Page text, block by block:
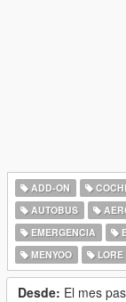
ADD-ON
AUTOBUS
EMERGENCIA
MENYOO
LORE
Desde: El mes